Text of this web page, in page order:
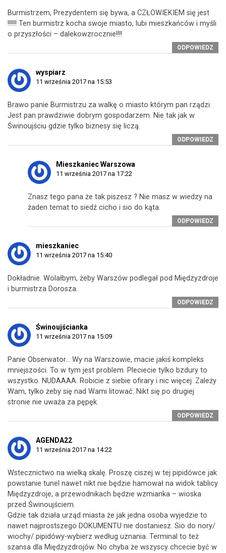
Burmistrzem, Prezydentem się bywa, a CZŁOWIEKIEM się jest
!!!!!! Ten burmistrz kocha swoje miasto, lubi mieszkańców i myśli
o przyszłości – dalekowzrocznie!!!!
ODPOWIEDZ
wyspiarz
11 września 2017 na 15:53
Brawo panie Burmistrzu za walkę o miasto którym pan rządzi.
Jest pan prawdziwie dobrym gospodarzem. Nie tak jak w
Świnoujściu gdzie tylko biznesy się liczą.
ODPOWIEDZ
Mieszkaniec Warszowa
11 września 2017 na 17:22
Znasz tego pana że tak piszesz ? Nie masz w wiedzy na
żaden temat to siedź cicho i sio do kąta.
ODPOWIEDZ
mieszkaniec
11 września 2017 na 15:40
Dokładnie. Wolałbym, żeby Warszów podlegał pod Międzyzdroje
i burmistrza Dorosza.
ODPOWIEDZ
Świnoujścianka
11 września 2017 na 15:09
Panie Obserwator… Wy na Warszowie, macie jakiś kompleks
mniejszości. To w tym jest problem. Pleciecie tylko bzdury to
wszystko. NUDAAAA. Robicie z siebie ofirary i nic więcej. Zależy
Wam, tylko żeby się nad Wami litować. Nikt się po drugiej
stronie nie uważa za pępęk.
ODPOWIEDZ
AGENDA22
11 września 2017 na 14:22
Wstecznictwo na wielką skalę. Proszę ciszej w tej pipidówce jak
powstanie tunel nawet nikt nie będzie hamował na widok tablicy
Międzyzdroje, a przewodnikach będzie wzmianka – wioska
przed Świnoujściem.
Gdzie tak działa urząd miasta że jak jedna osoba wyjedzie to
nawet najprostszego DOKUMENTU nie dostaniesz. Sio do nory/
wiochy/ pipidówy-wybierz według uznania. Terminal to też
szansa dla Międzyzdrojów. No chyba że wszyscy chcecie być w